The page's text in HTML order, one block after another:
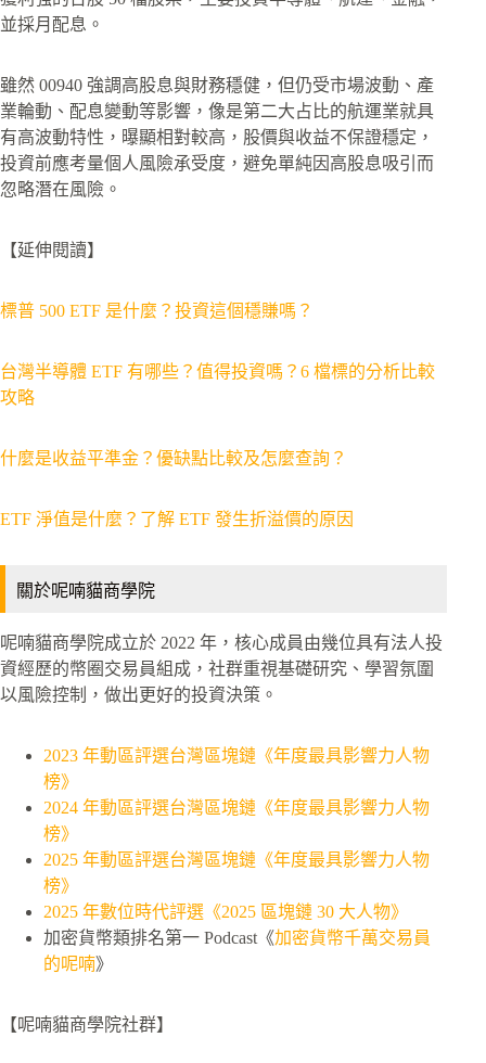
並採月配息。
雖然 00940 強調高股息與財務穩健，但仍受市場波動、產
業輪動、配息變動等影響，像是第二大占比的航運業就具
有高波動特性，曝顯相對較高，股價與收益不保證穩定，
投資前應考量個人風險承受度，避免單純因高股息吸引而
忽略潛在風險。
【延伸閱讀】
標普 500 ETF 是什麼？投資這個穩賺嗎？
台灣半導體 ETF 有哪些？值得投資嗎？6 檔標的分析比較
攻略
什麼是收益平準金？優缺點比較及怎麼查詢？
ETF 淨值是什麼？了解 ETF 發生折溢價的原因
關於呢喃貓商學院
呢喃貓商學院成立於 2022 年，核心成員由幾位具有法人投
資經歷的幣圈交易員組成，社群重視基礎研究、學習氛圍
以風險控制，做出更好的投資決策。
2023 年動區評選台灣區塊鏈《年度最具影響力人物
榜》
2024 年動區評選台灣區塊鏈《年度最具影響力人物
榜》
2025 年動區評選台灣區塊鏈《年度最具影響力人物
榜》
2025 年數位時代評選《2025 區塊鏈 30 大人物》
加密貨幣類排名第一 Podcast《加密貨幣千萬交易員
的呢喃》
【呢喃貓商學院社群】